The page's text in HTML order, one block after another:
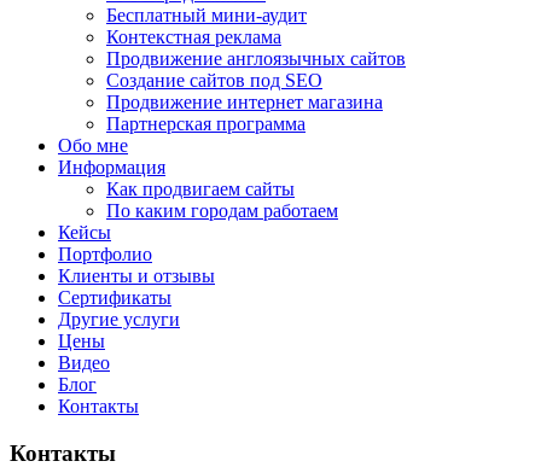
Бесплатный мини-аудит
Контекстная реклама
Продвижение англоязычных сайтов
Создание сайтов под SEO
Продвижение интернет магазина
Партнерская программа
Обо мне
Информация
Как продвигаем сайты
По каким городам работаем
Кейсы
Портфолио
Клиенты и отзывы
Сертификаты
Другие услуги
Цены
Видео
Блог
Контакты
Контакты